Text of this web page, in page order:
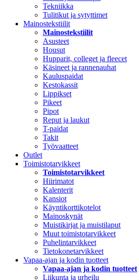
Tekniikka
Tulitikut ja sytyttimet
Mainostekstiilit
Mainostekstiilit
Asusteet
Housut
Hupparit, colleget ja fleecet
Käsineet ja rannenauhat
Kauluspaidat
Kestokassit
Lippikset
Pikeet
Pipot
Reput ja laukut
T-paidat
Takit
Työvaatteet
Outlet
Toimistotarvikkeet
Toimistotarvikkeet
Hiirimatot
Kalenterit
Kansiot
Käyntikorttikotelot
Mainoskynät
Muistikirjat ja muistilaput
Muut toimistotarvikkeet
Puhelintarvikkeet
Tietokonetarvikkeet
Vapaa-ajan ja kodin tuotteet
Vapaa-ajan ja kodin tuotteet
Liikunta ja urheilu